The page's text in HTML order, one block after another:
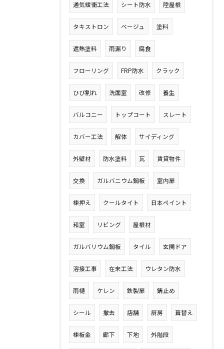
通気緩衝工法 シート防水 陸屋根
タキストロン ベージュ 塗料
遮熱塗料 雨漏り 腐食
フローリング FRP防水 クラック
ひび割れ 洗面室 改修 養生
バルコニー トップコート スレート
カバー工法 解体 サイディング
外壁材 防水塗料 瓦 賃貸物件
交換 ガルバニウム鋼板 室内扉
棟押え クールタイト 日本ペイント
和室 リビング 屋根材
ガルバリウム鋼板 タイル 玄関ドア
溶接工事 在来工法 ウレタン防水
雨樋 ケレン 鉄製扉 錆止め
シール 撤去 店舗 厨房 葺替え
棟板金 廊下 下地 外階段